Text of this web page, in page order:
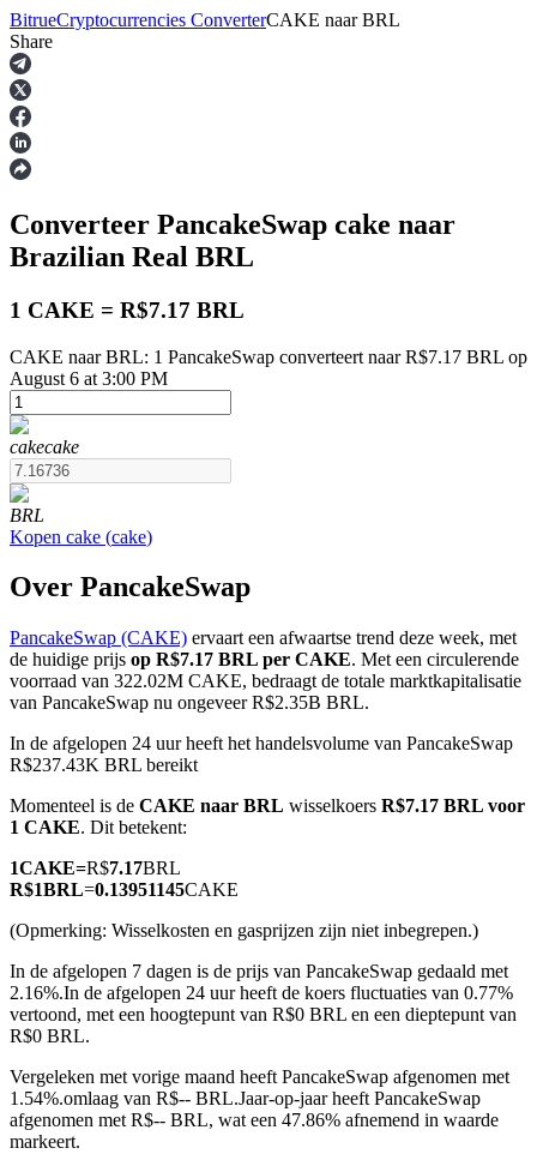
Termijncontracten
USDT-futures
COIN-M-futures
Cryptocurrency-futures
TradFi
Derivaten voor aandelen, forex, edelmetalen en grondstoffen
Futures met USDC als onderpand
BitrueCryptocurrencies ConverterCAKE naar BRL
Share
Converteer PancakeSwap cake naar
Brazilian Real BRL
1 CAKE = R$7.17 BRL
CAKE naar BRL: 1 PancakeSwap converteert naar R$7.17 BRL op
August 6 at 3:00 PM
cakecake
BRL
Kopen cake (cake)
Over PancakeSwap
PancakeSwap (CAKE) ervaart een afwaartse trend deze week, met
de huidige prijs op R$7.17 BRL per CAKE. Met een circulerende
voorraad van 322.02M CAKE, bedraagt de totale marktkapitalisatie
van PancakeSwap nu ongeveer R$2.35B BRL.
In de afgelopen 24 uur heeft het handelsvolume van PancakeSwap
R$237.43K BRL bereikt
Momenteel is de CAKE naar BRL wisselkoers R$7.17 BRL voor
1 CAKE. Dit betekent:
1CAKE=R$7.17BRL
R$1BRL=0.13951145CAKE
(Opmerking: Wisselkosten en gasprijzen zijn niet inbegrepen.)
In de afgelopen 7 dagen is de prijs van PancakeSwap gedaald met
2.16%.In de afgelopen 24 uur heeft de koers fluctuaties van 0.77%
vertoond, met een hoogtepunt van R$0 BRL en een dieptepunt van
R$0 BRL.
Vergeleken met vorige maand heeft PancakeSwap afgenomen met
1.54%.omlaag van R$-- BRL.Jaar-op-jaar heeft PancakeSwap
afgenomen met R$-- BRL, wat een 47.86% afnemend in waarde
markeert.